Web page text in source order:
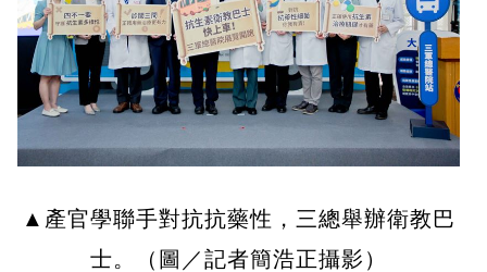
▲產官學聯手對抗抗藥性，三總舉辦衛教巴
士。（圖／記者簡浩正攝影）